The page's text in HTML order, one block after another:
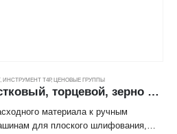
, ИНСТРУМЕНТ Т4Р, ЦЕНОВЫЕ ГРУППЫ
Диск ТУЛБЕРГ лепестковый, торцевой, зерно 40 (125*22мм)
материала к ручным
для плоского шлифования,